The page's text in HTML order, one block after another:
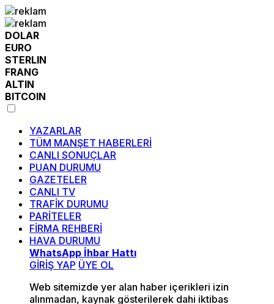
DOLAR
EURO
STERLIN
FRANG
ALTIN
BITCOIN
YAZARLAR
TÜM MANŞET HABERLERİ
CANLI SONUÇLAR
PUAN DURUMU
GAZETELER
CANLI TV
TRAFİK DURUMU
PARİTELER
FİRMA REHBERİ
HAVA DURUMU
WhatsApp İhbar Hattı
GİRİŞ YAP ÜYE OL
Web sitemizde yer alan haber içerikleri izin
alınmadan, kaynak gösterilerek dahi iktibas